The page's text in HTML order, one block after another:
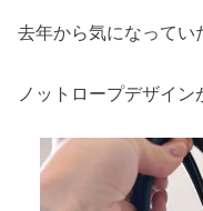
去年から気になってい
ノットロープデザイ